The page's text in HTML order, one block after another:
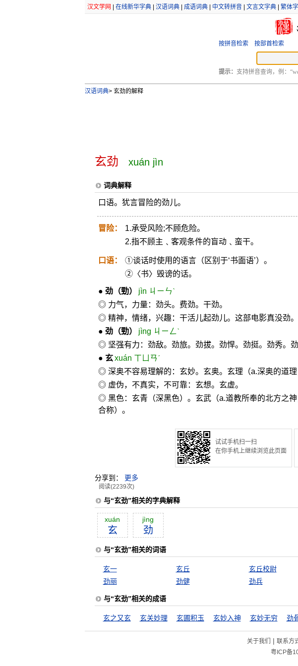
汉文学网 在线新华字典| 汉语词典| 成语词典| 中文转拼音| 文言文字典| 繁体
按拼音检索 按部首检索
提示： 支持拼音查询，例：
汉语词典>玄劲的解释
玄劲 xuán jìn
词典解释
口语。犹言冒险的劲儿。
冒险：
1.承受风险;不顾危险。
2.指不顾主﹑客观条件的盲动﹑蛮干。
口语：
①谈话时使用的语言（区别于‘书面语’）。
②〈书〉毁谤的话。
● 劲（勁）
jìn ㄐㄧㄣˋ
◎ 力气，力量：劲头。费劲。干劲。
◎ 精神，情绪，兴趣：干活儿起劲儿。这部电影真没劲。
● 劲（勁）
jìng ㄐㄧㄥˋ
◎ 坚强有力：劲敌。劲旅。劲拔。劲悍。劲挺。劲秀。
● 玄 xuán ㄒㄩㄢˊ
◎ 深奥不容易理解的：玄妙。玄奥。玄理（a.深奥的道
◎ 虚伪，不真实，不可靠：玄想。玄虚。
◎ 黑色：玄青（深黑色）。玄武（a.道教所奉的北方之
合称）。
试试手机扫一扫
在你手机上继续浏览此页面
分享到： 更多
阅读(2239次)
与“玄劲”相关的字典解释
xuán
玄
jìng
劲
与“玄劲”相关的词语
玄一 玄丘 玄丘校尉
劲丽
劲健 劲兵
与“玄劲”相关的成语
玄之又玄 玄关妙理 玄圃积玉 玄妙入神 玄妙无穷 劲
关于我们 | 联系方
粤ICP备